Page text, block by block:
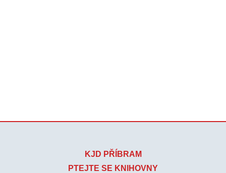
KJD PŘÍBRAM
PTEJTE SE KNIHOVNY